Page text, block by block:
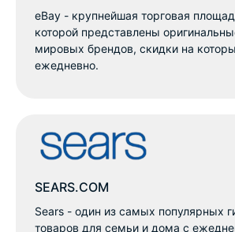
eBay - крупнейшая торговая
которой представлены
мировых брендов, скидки на
ежедневно.
SEARS.COM
Sears - один из самых популярных
товаров для семьи и дома с